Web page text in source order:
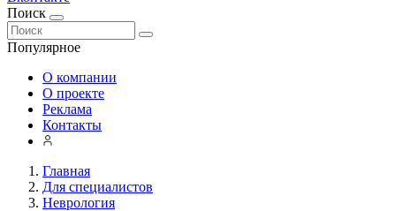
Поиск
Популярное
О компании
О проекте
Реклама
Контакты
Главная
Для специалистов
Неврология